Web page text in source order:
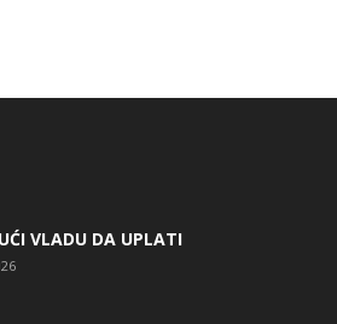
VLADU DA UPLATI